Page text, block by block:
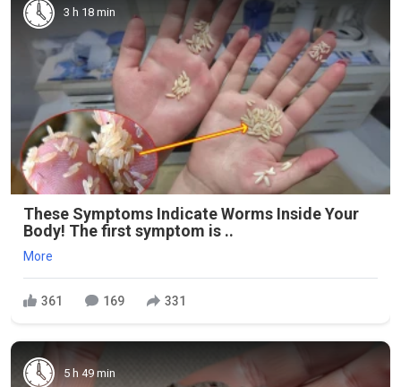
3 h 18 min
These Symptoms Indicate Worms Inside Your
Body! The first symptom is ..
More
361 169 331
5 h 49 min